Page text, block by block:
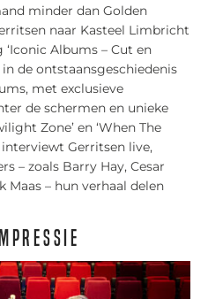
minder dan Golden
naar Kasteel Limbricht
Albums – Cut en
in de ontstaansgeschiedenis
met exclusieve
de schermen en unieke
Zone’ en ‘When The
interviewt Gerritsen live,
– zoals Barry Hay, Cesar
– hun verhaal delen